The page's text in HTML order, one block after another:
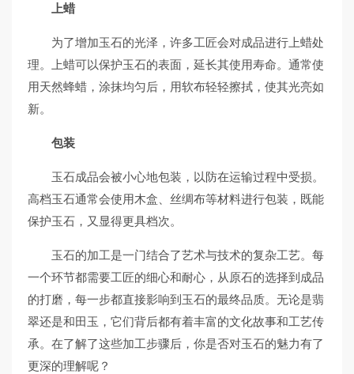
上蜡
为了增加玉石的光泽，许多工匠会对成品进行上蜡处
理。上蜡可以保护玉石的表面，延长其使用寿命。通常使
用天然蜂蜡，涂抹均匀后，用软布轻轻擦拭，使其光亮如
新。
包装
玉石成品会被小心地包装，以防在运输过程中受损。
高档玉石通常会使用木盒、丝绸布等材料进行包装，既能
保护玉石，又显得更具档次。
玉石的加工是一门结合了艺术与技术的复杂工艺。每
一个环节都需要工匠的细心和耐心，从原石的选择到成品
的打磨，每一步都直接影响到玉石的最终品质。无论是翡
翠还是和田玉，它们背后都有着丰富的文化故事和工艺传
承。在了解了这些加工步骤后，你是否对玉石的魅力有了
更深的理解呢？